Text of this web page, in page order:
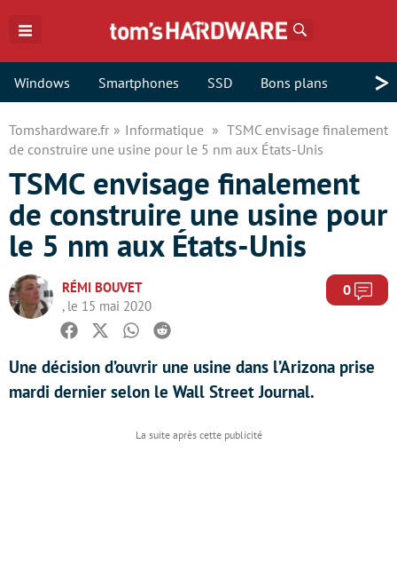
Windows Smartphones SSD Bons plans >
Tomshardware.fr Informatique
TSMC envisage finalement
de construire une usine pour le 5 nm aux États-Unis
TSMC envisage finalement
de construire une usine pour
le 5 nm aux États-Unis
RÉMI BOUVET
, le 15 mai 2020
0
Facebook
TwitterWhatsapp
Reddit
Une décision d’ouvrir une usine dans l’Arizona prise
mardi dernier selon le Wall Street Journal.